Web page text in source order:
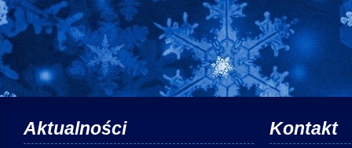
Aktualności Kontakt